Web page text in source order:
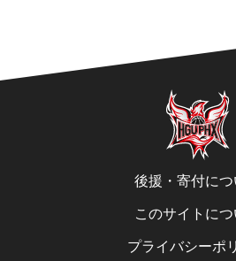
後援・寄付につ
このサイトにつ
プライバシーポ